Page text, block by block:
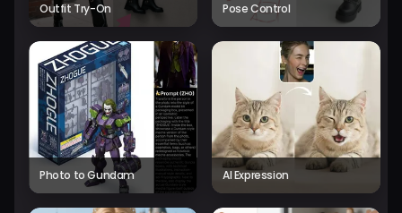
Outfit Try-On Pose Control
Photo to Gundam AI Expression